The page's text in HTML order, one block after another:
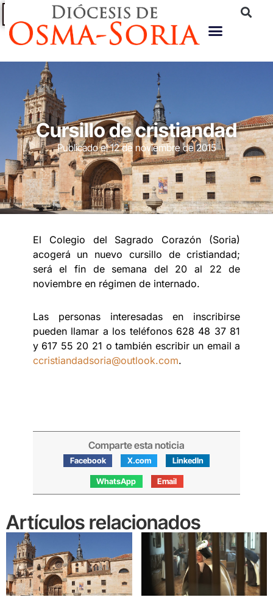
Cursillo de cristiandad
Publicado el 12 de noviembre de 2015
El Colegio del Sagrado Corazón (Soria)
acogerá un nuevo cursillo de cristiandad;
será el fin de semana del 20 al 22 de
noviembre en régimen de internado.
Las personas interesadas en inscribirse
pueden llamar a los teléfonos 628 48 37 81
y 617 55 20 21 o también escribir un email a
ccristiandadsoria@outlook.com.
Comparte esta noticia
Facebook X.com LinkedIn
WhatsApp Email
Artículos relacionados